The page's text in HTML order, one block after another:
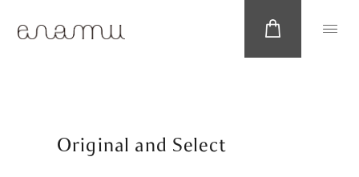
Original and Select